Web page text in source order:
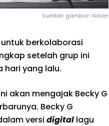
Sumber gambar: Naver
berkolaborasi
setelah grup ini
hari yang lalu.
akan mengajak Becky G
Becky G
versi digital lagu